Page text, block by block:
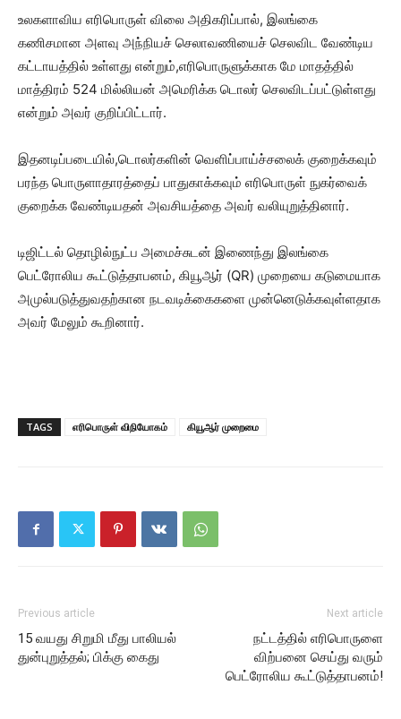
உலகளாவிய எரிபொருள் விலை அதிகரிப்பால், இலங்கை
கணிசமான அளவு அந்நியச் செலாவணியைச் செலவிட வேண்டிய
கட்டாயத்தில் உள்ளது என்றும்,எரிபொருளுக்காக மே மாதத்தில்
மாத்திரம் 524 மில்லியன் அமெரிக்க டொலர் செலவிடப்பட்டுள்ளது
என்றும் அவர் குறிப்பிட்டார்.
இதனடிப்படையில்,டொலர்களின் வெளிப்பாய்ச்சலைக் குறைக்கவும்
பரந்த பொருளாதாரத்தைப் பாதுகாக்கவும் எரிபொருள் நுகர்வைக்
குறைக்க வேண்டியதன் அவசியத்தை அவர் வலியுறுத்தினார்.
டிஜிட்டல் தொழில்நுட்ப அமைச்சுடன் இணைந்து இலங்கை
பெட்ரோலிய கூட்டுத்தாபனம், கியூஆர் (QR) முறையை கடுமையாக
அமுல்படுத்துவதற்கான நடவடிக்கைகளை முன்னெடுக்கவுள்ளதாக
அவர் மேலும் கூறினார்.
TAGS எரிபொருள் விநியோகம் கியூஆர் முறைமை
Previous article
15 வயது சிறுமி மீது பாலியல்
துன்புறுத்தல்; பிக்கு கைது
Next article
நட்டத்தில் எரிபொருளை
விற்பனை செய்து வரும்
பெட்ரோலிய கூட்டுத்தாபனம்!